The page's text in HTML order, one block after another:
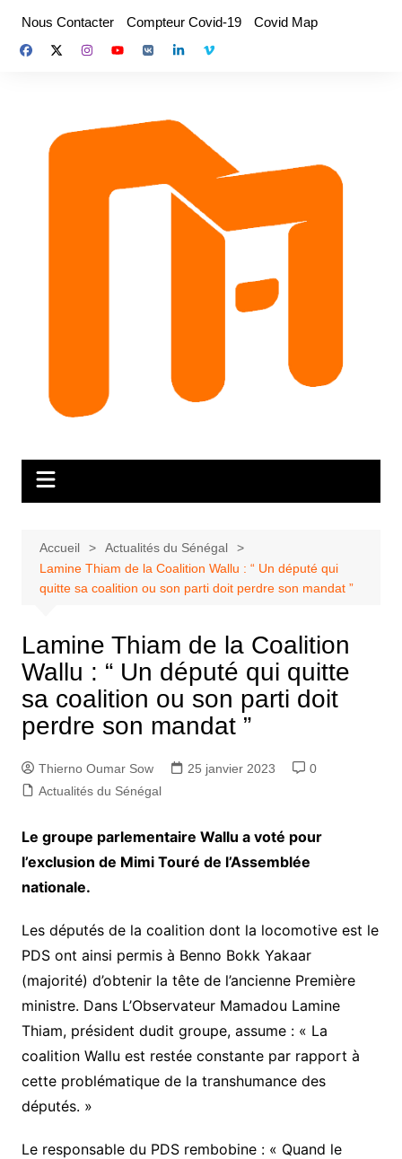
contenu
Nous Contacter Compteur Covid-19 Covid Map
Accueil
Actualités du Sénégal
Lamine Thiam de la Coalition Wallu : “ Un député qui
quitte sa coalition ou son parti doit perdre son mandat ”
Lamine Thiam de la Coalition
Wallu : “ Un député qui quitte
sa coalition ou son parti doit
perdre son mandat ”
Thierno Oumar Sow 25 janvier 2023
0
Actualités du Sénégal
Le groupe parlementaire Wallu a voté pour
l’exclusion de Mimi Touré de l’Assemblée
nationale.
Les députés de la coalition dont la locomotive est le
PDS ont ainsi permis à Benno Bokk Yakaar
(majorité) d’obtenir la tête de l’ancienne Première
ministre. Dans L’Observateur Mamadou Lamine
Thiam, président dudit groupe, assume : « La
coalition Wallu est restée constante par rapport à
cette problématique de la transhumance des
députés. »
Le responsable du PDS rembobine : « Quand le